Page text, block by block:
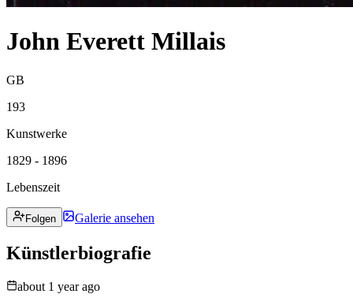
John Everett Millais
GB
193
Kunstwerke
1829 - 1896
Lebenszeit
Folgen Galerie ansehen
Künstlerbiografie
about 1 year ago